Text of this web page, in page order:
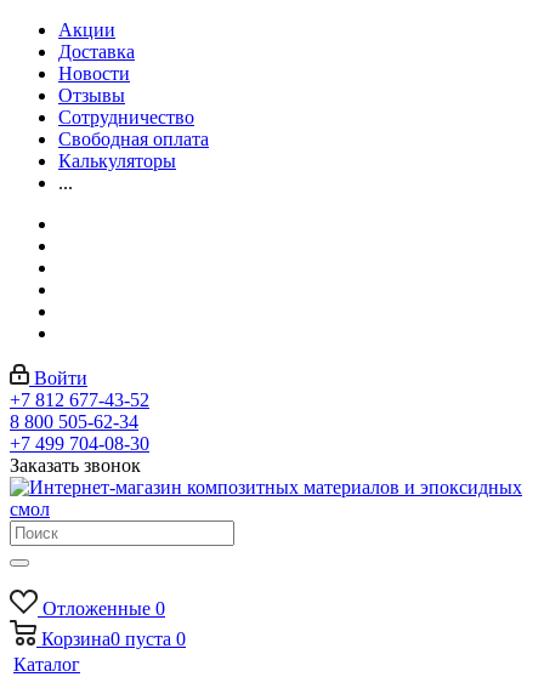
Акции
Доставка
Новости
Отзывы
Сотрудничество
Свободная оплата
Калькуляторы
...
Войти
+7 812 677-43-52
8 800 505-62-34
+7 499 704-08-30
Заказать звонок
Отложенные 0
Корзина0 пуста 0
Каталог